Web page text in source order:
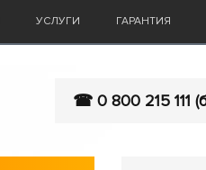
УСЛУГИ ГАРАНТИЯ
☎ 0 800 215 111